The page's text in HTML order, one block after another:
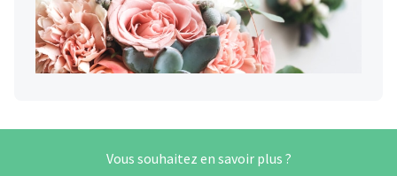
Vous souhaitez en savoir plus ?